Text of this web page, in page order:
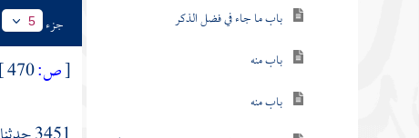
باب ما جاء في فضل الذكر
باب منه
باب منه
جزء 5
[ص: